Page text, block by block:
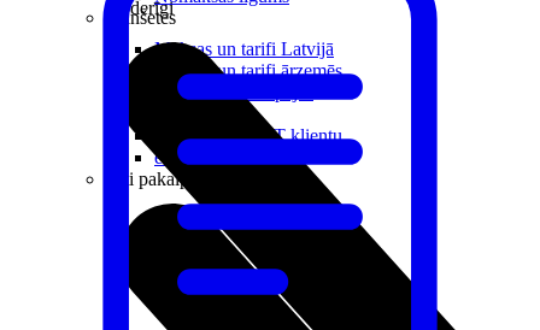
Noderīgi
Maksas un tarifi Latvijā
Maksas un tarifi ārzemēs
LMT Kartes iespējas
Kā kļūt par LMT klientu
eSIM tehnoloģija
Citi pakalpojumi
Planšetes